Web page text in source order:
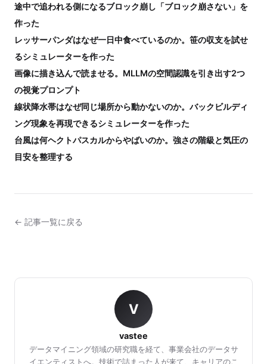
途中で追われる側になるブロック崩し「ブロック崩さない」を
作った
レッサーパンダはなぜ一日中食べているのか。笹の収支を試せ
るシミュレーターを作った
画像に描き込んで読ませる。MLLMの空間認識を引き出す2つ
の視覚プロンプト
線状降水帯はなぜ同じ場所から動かないのか。バックビルディ
ング現象を再現できるシミュレーターを作った
台風は何ヘクトパスカルからやばいのか。強さの階級と気圧の
目安を整理する
← 記事一覧に戻る
V
vastee
データマイニング領域の研究職を経て、事業会社のデータサ
イエンティストへ。技術で詰まった人が来て、キャリアのこ